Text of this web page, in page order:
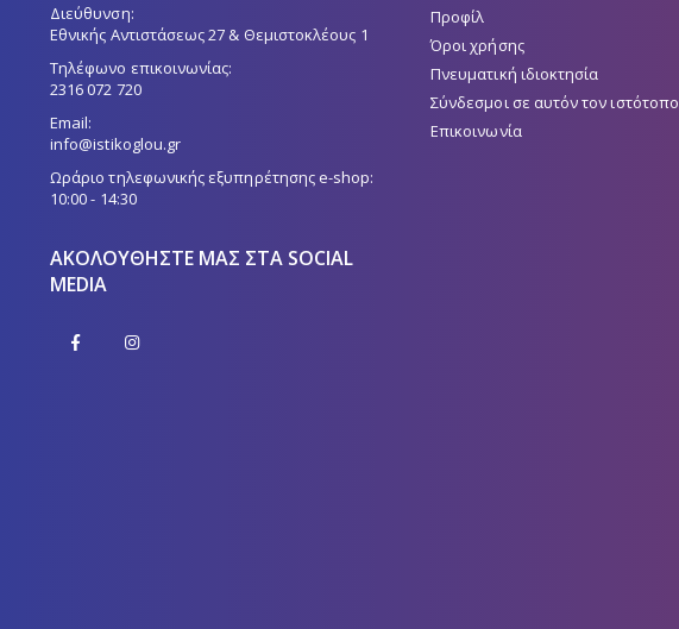
Διεύθυνση:
Εθνικής Αντιστάσεως 27 & Θεμιστοκλέους 1
Τηλέφωνο επικοινωνίας:
2316 072 720
Email:
info@istikoglou.gr
Ωράριο τηλεφωνικής εξυπηρέτησης e-shop:
10:00 - 14:30
ΑΚΟΛΟΥΘΉΣΤΕ ΜΑΣ ΣΤΑ SOCIAL
MEDIA
Προφίλ
Όροι χρήσης
Πνευματική ιδιοκτησία
Σύνδεσμοι σε αυτόν τον ιστότοπο
Επικοινωνία